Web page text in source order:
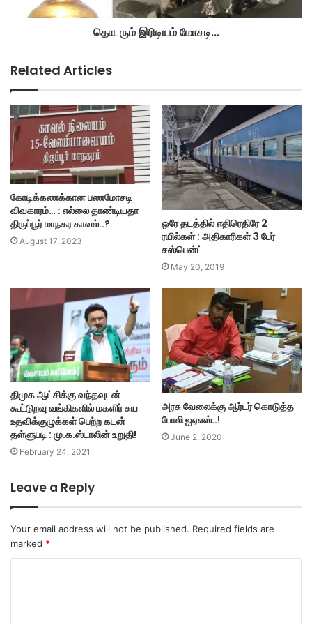
தொடரும் இரிடியம் மோசடி...
Related Articles
கோடிக்கணக்கான பணமோசடி
விவகாரம்… : எல்லை தாண்டியதா
திருப்பூர் மாநகர காவல்..?
August 17, 2023
ஒரே தடத்தில் எதிரெதிரே 2
ரயில்கள் : அதிகாரிகள் 3 பேர்
சஸ்பென்ட்
May 20, 2019
திமுக ஆட்சிக்கு வந்தவுடன்
கூட்டுறவு வங்கிகளில் மகளிர் சுய
உதவிக்குழுக்கள் பெற்ற கடன்
தள்ளுபடி : மு.க.ஸ்டாலின் உறுதி!
February 24, 2021
அரசு வேலைக்கு ஆர்டர் கொடுத்த
போலி ஐஏஎஸ்..!
June 2, 2020
Leave a Reply
Your email address will not be published. Required fields are
marked *